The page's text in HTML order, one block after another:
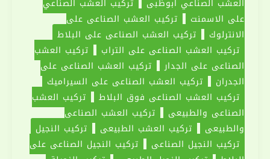
على الاسمنت
تركيب العشب الصناعي على
الانترلوك
تركيب العشب الصناعي على البلاط
تركيب العشب الصناعي على التراب
تركيب العشب
الصناعي على الجدار
تركيب العشب الصناعي على
الجدران
تركيب العشب الصناعي على السيراميك
تركيب العشب الصناعي فوق البلاط
تركيب العشب
الصناعي والطبيعى
تركيب العشب الصناعي
والطبيعي
تركيب العشب الطبيعي
تركيب النجيل
تركيب النجيل الصناعى
تركيب النجيل الصناعي على